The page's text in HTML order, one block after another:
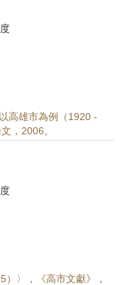
高雄市為例（1920 -
，2006。
）〉，《高市文獻》，